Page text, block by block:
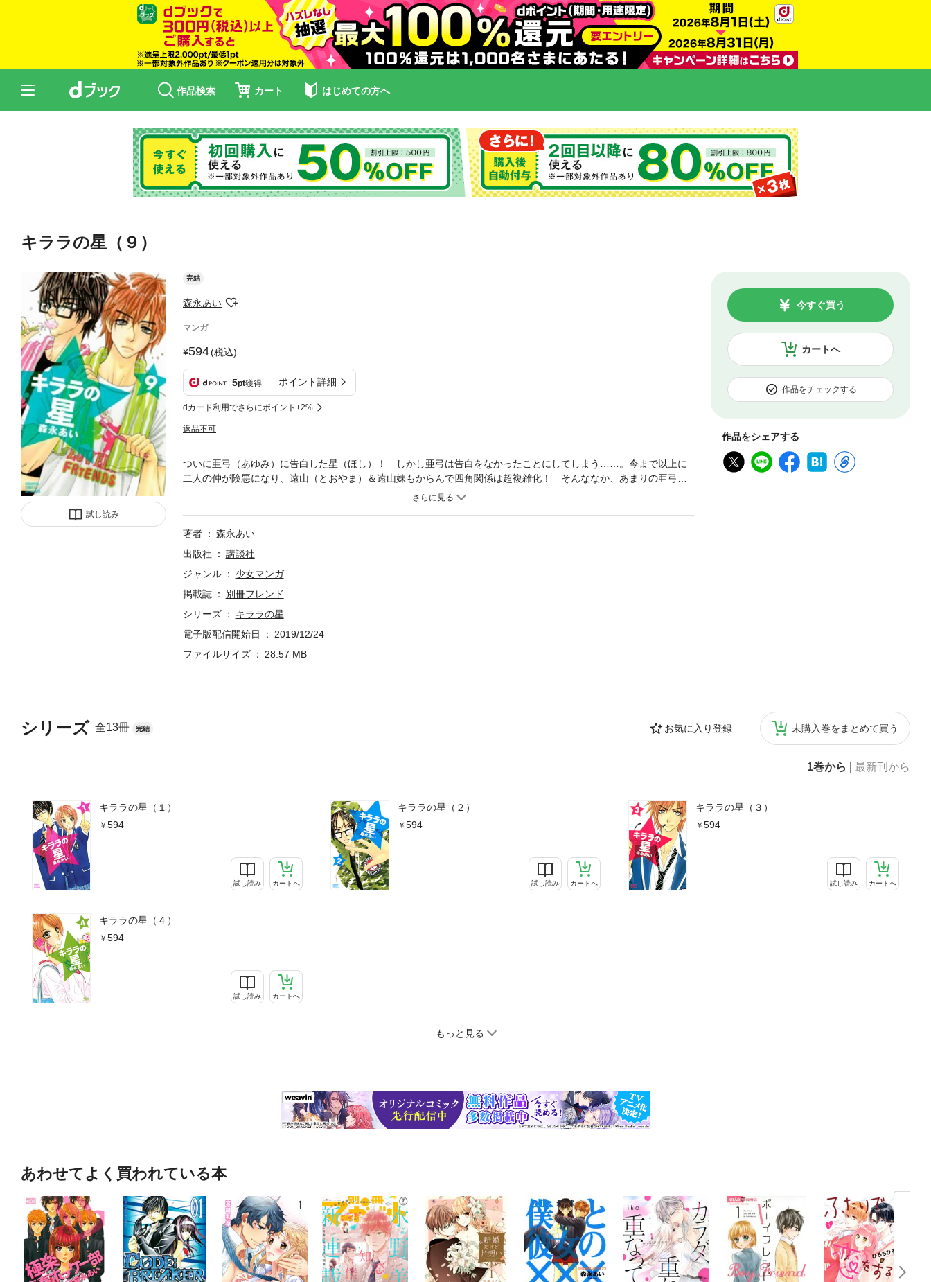
作品検索 カート はじめての方へ
キララの星（９）
試し読み
完結
森永あい
マンガ
594(税込)
5pt獲得 ポイント詳細
dカード利用でさらにポイント+2%
返品不可
カートへ
今すぐ買う
作品をチェックする
作品をシェアする
シリーズ 全13冊 完結 お気に入り登録 未購入巻をまとめて買う
1巻から 最新刊から
キララの星（１）
594
試し読み カートへ
キララの星（２）
594
試し読み カートへ
キララの星（３）
594
試し読み カートへ
キララの星（４）
594
試し読み カートへ
もっと見る
ついに亜弓（あゆみ）に告白した星（ほし）！ しかし亜弓は告白をなかったことにしてしまう……。今まで以上に
二人の仲が険悪になり、遠山（とおやま）＆遠山妹もからんで四角関係は超複雑化！ そんななか、あまりの亜弓の
天然ぶりにキレた星が亜弓を押し倒して……！？ 「おまえマジ酷すぎ」――そして大波乱の恋愛模様のなか、キラ
著者
森永あい
出版社
講談社
ジャンル
少女マンガ
掲載誌
別冊フレンド
シリーズ
キララの星
電子版配信開始日
2019/12/24
ファイルサイズ
28.57 MB
あわせてよく買われている本